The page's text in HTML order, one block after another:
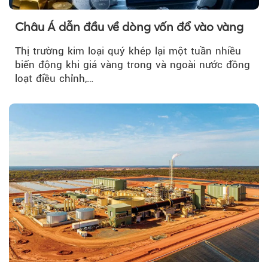
Châu Á dẫn đầu về dòng vốn đổ vào vàng
Thị trường kim loại quý khép lại một tuần nhiều
biến động khi giá vàng trong và ngoài nước đồng
loạt điều chỉnh,…